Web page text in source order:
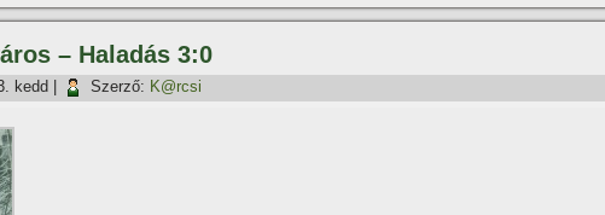
– Haladás 3:0
kedd Szerző: K@rcsi